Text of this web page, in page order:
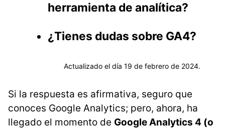
herramienta de analítica?
¿Tienes dudas sobre GA4?
Actualizado el día 19 de febrero de 2024.
Si la respuesta es afirmativa, seguro que
conoces Google Analytics; pero, ahora, ha
llegado el momento de Google Analytics 4 (o